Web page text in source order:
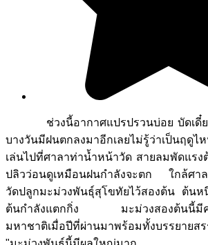
ช่วงนี้อากาศแปรปรวนบ่อย บัดเดี๋ยว
บางวันมีฝนตกลงมาอีกเลยไม่รู้ว่าเป็นฤดู
เล่นไปที่ศาลาท่าน้ำหน้าวัด สายลมพัดแรง
ปลิวว่อนดูเหมือนฝนกำลังจะตก ใกล้ศา
วัดปลูกมะม่วงพันธุ์สุโขทัยไว้สองต้น ต้นห
ต้นกำลังแตกกิ่ง มะม่วงสองต้นนี้มีคน
มหาชาติเมื่อปีที่ผ่านมาพร้อมทั้งบรรยายส